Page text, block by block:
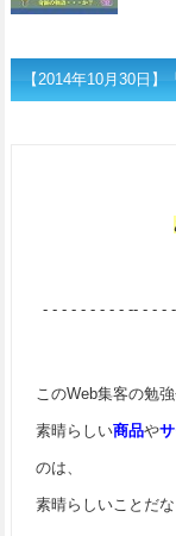
【2014年10月30日
- - - - - - - - - -- - - -
このWeb集客の勉
素晴らしい商品や
のは、
素晴らしいことだな